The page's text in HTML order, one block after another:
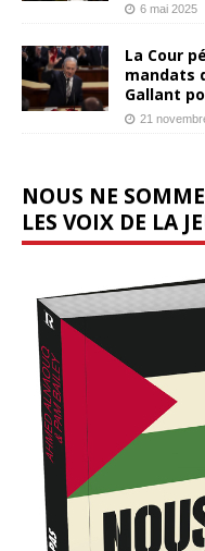
6 mai 2025
La Cour
mandats
Gallant
21
NOUS NE
LES VOIX DE LA